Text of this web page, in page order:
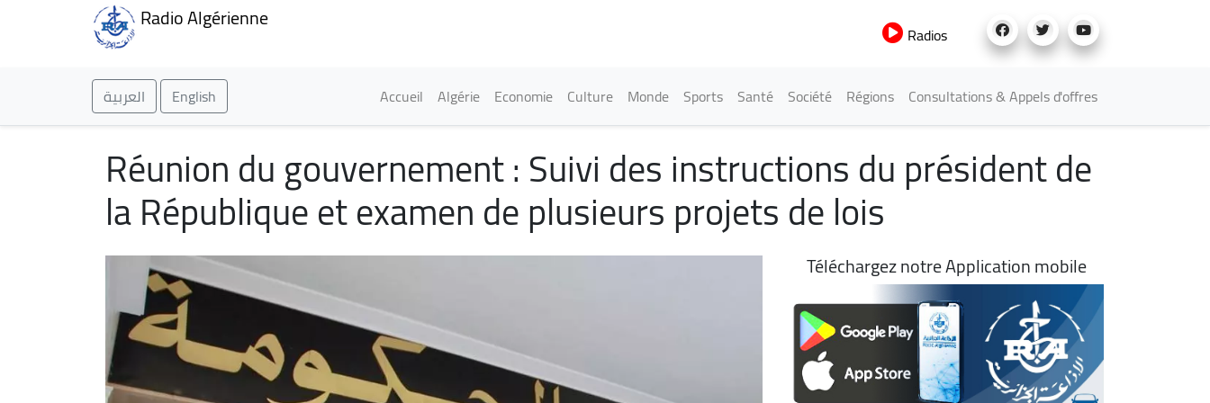
Radio Algérienne
Radios
العربية English Main navigation
Accueil Algérie Economie Culture Monde Sports Santé Société Régions Consultations & Appels d'offres
Réunion du gouvernement : Suivi des instructions du président de
la République et examen de plusieurs projets de lois
Téléchargez notre Application mobile